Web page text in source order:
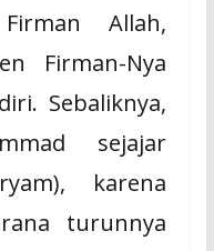
Allah,
Firman-Nya
Sebaliknya,
sejajar
karena
turunnya